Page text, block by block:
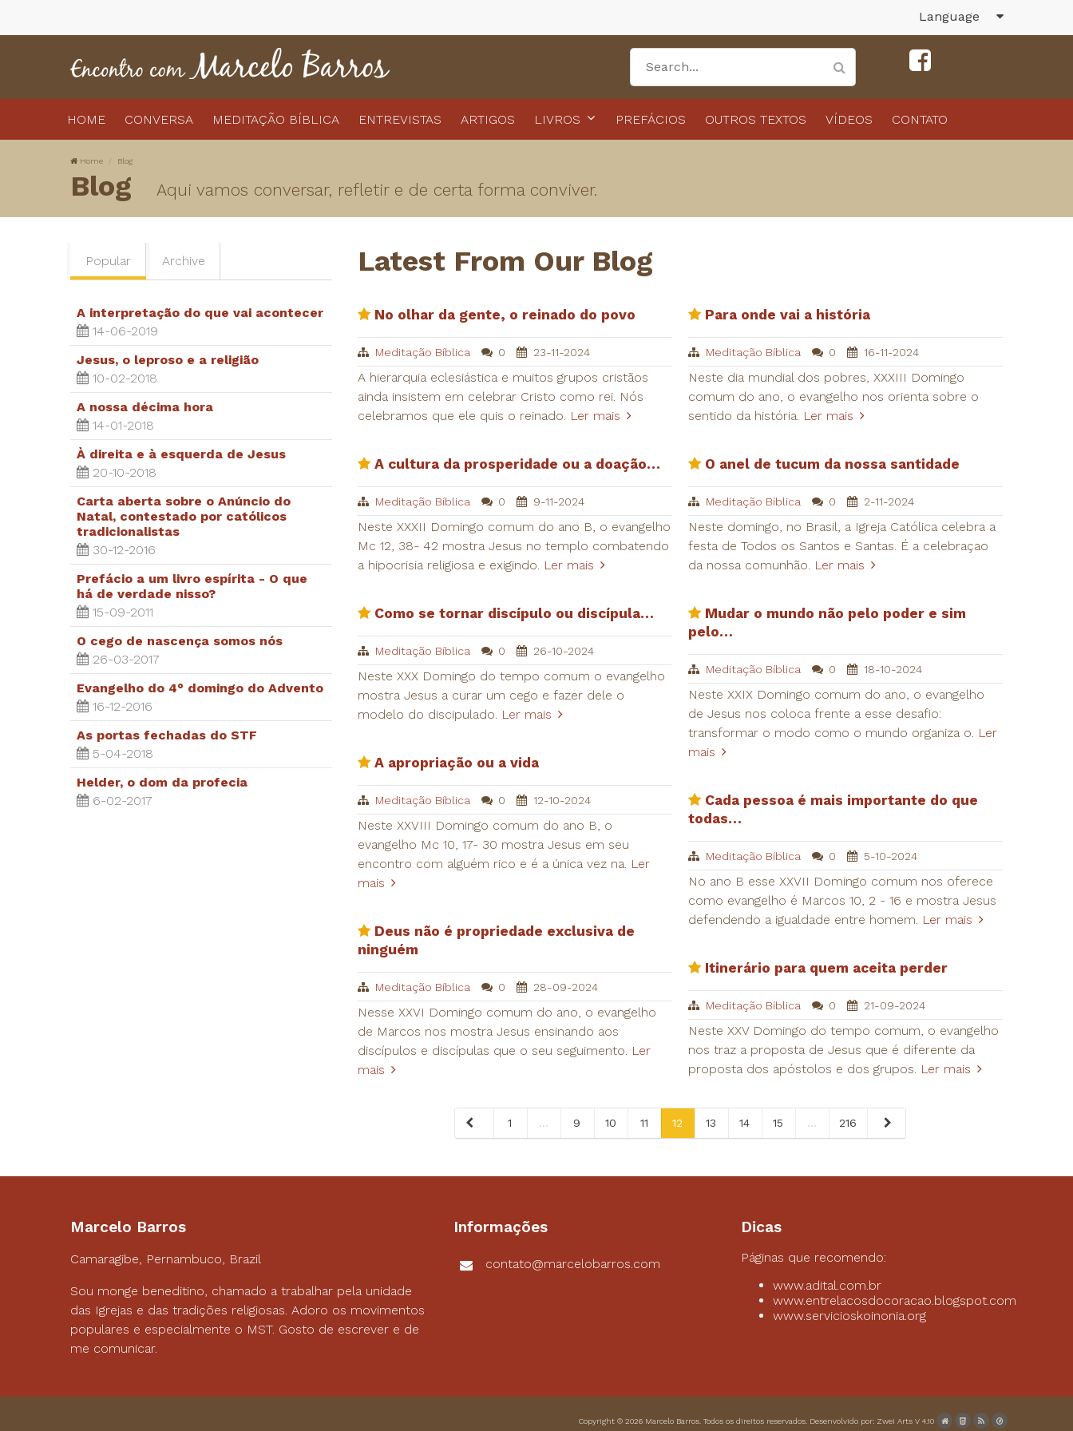
Language
HOME CONVERSA MEDITAÇÃO BÍBLICA ENTREVISTAS ARTIGOS LIVROS PREFÁCIOS OUTROS TEXTOS VÍDEOS CONTATO
Home Blog
Blog Aqui vamos conversar, refletir e de certa forma conviver.
Popular Archive
A interpretação do que vai acontecer
14-06-2019
Jesus, o leproso e a religião
10-02-2018
A nossa décima hora
14-01-2018
À direita e à esquerda de Jesus
20-10-2018
Carta aberta sobre o Anúncio do
Natal, contestado por católicos
tradicionalistas
30-12-2016
Prefácio a um livro espírita - O que
há de verdade nisso?
15-09-2011
O cego de nascença somos nós
26-03-2017
Evangelho do 4° domingo do Advento
16-12-2016
As portas fechadas do STF
5-04-2018
Helder, o dom da profecia
6-02-2017
Latest From Our Blog
No olhar da gente, o reinado do povo
Meditação Bíblica 0 23-11-2024
A hierarquia eclesiástica e muitos grupos cristãos
ainda insistem em celebrar Cristo como rei. Nós
celebramos que ele quis o reinado. Ler mais
Para onde vai a história
Meditação Bíblica 0 16-11-2024
Neste dia mundial dos pobres, XXXIII Domingo
comum do ano, o evangelho nos orienta sobre o
sentido da história. Ler mais
A cultura da prosperidade ou a doação…
Meditação Bíblica 0 9-11-2024
Neste XXXII Domingo comum do ano B, o evangelho
Mc 12, 38- 42 mostra Jesus no templo combatendo
a hipocrisia religiosa e exigindo. Ler mais
O anel de tucum da nossa santidade
Meditação Bíblica 0 2-11-2024
Neste domingo, no Brasil, a Igreja Católica celebra a
festa de Todos os Santos e Santas. É a celebraçao
da nossa comunhão. Ler mais
Como se tornar discípulo ou discípula…
Meditação Bíblica 0 26-10-2024
Neste XXX Domingo do tempo comum o evangelho
mostra Jesus a curar um cego e fazer dele o
modelo do discipulado. Ler mais
Mudar o mundo não pelo poder e sim
pelo…
Meditação Bíblica 0 18-10-2024
Neste XXIX Domingo comum do ano, o evangelho
de Jesus nos coloca frente a esse desafio:
transformar o modo como o mundo organiza o. Ler
mais
A apropriação ou a vida
Meditação Bíblica 0 12-10-2024
Neste XXVIII Domingo comum do ano B, o
evangelho Mc 10, 17- 30 mostra Jesus em seu
encontro com alguém rico e é a única vez na. Ler
mais
Cada pessoa é mais importante do que
todas…
Meditação Bíblica 0 5-10-2024
No ano B esse XXVII Domingo comum nos oferece
como evangelho é Marcos 10, 2 - 16 e mostra Jesus
defendendo a igualdade entre homem. Ler mais
Deus não é propriedade exclusiva de
ninguém
Meditação Bíblica 0 28-09-2024
Nesse XXVI Domingo comum do ano, o evangelho
de Marcos nos mostra Jesus ensinando aos
discípulos e discípulas que o seu seguimento. Ler
mais
Itinerário para quem aceita perder
Meditação Bíblica 0 21-09-2024
Neste XXV Domingo do tempo comum, o evangelho
nos traz a proposta de Jesus que é diferente da
proposta dos apóstolos e dos grupos. Ler mais
1 ... 9 10 11 12 13 14 15 ... 216
Marcelo Barros
Camaragibe, Pernambuco, Brazil
Sou monge beneditino, chamado a trabalhar pela unidade
das Igrejas e das tradições religiosas. Adoro os movimentos
populares e especialmente o MST. Gosto de escrever e de
me comunicar.
Informações
contato@marcelobarros.com
Dicas
Páginas que recomendo:
www.adital.com.br
www.entrelacosdocoracao.blogspot.com
www.servicioskoinonia.org
Copyright © 2026 Marcelo Barros . Todos os direitos reservados. Desenvolvido por: Zwei Arts V 4.10